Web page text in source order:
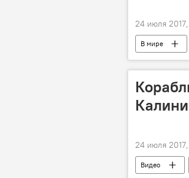
24 июля 2017,
В мире
Михаил
24 июля
Видео